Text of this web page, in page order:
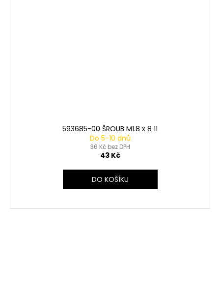
593685-00 ŠROUB M1.8 x 8 11
Do 5-10 dnů
36 Kč bez DPH
43 Kč
DO KOŠÍKU